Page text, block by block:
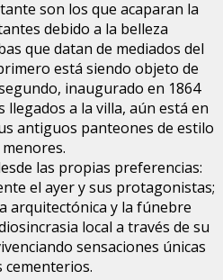
son los que acaparan la
debido a la belleza
que datan de mediados del
está siendo objeto de
inaugurado en 1864
a la villa, aún está en
antiguos panteones de estilo
las propias preferencias:
el ayer y sus protagonistas;
arquitectónica y la fúnebre
local a través de su
sensaciones únicas
cementerios.